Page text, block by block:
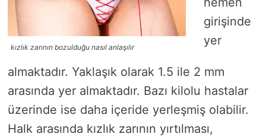
kızlık zarının bozulduğu nasıl anlaşılır
girişinde
yer
almaktadır. Yaklaşık olarak 1.5 ile 2 mm
arasında yer almaktadır. Bazı kilolu hastalar
üzerinde ise daha içeride yerleşmiş olabilir.
Halk arasında kızlık zarının yırtılması,